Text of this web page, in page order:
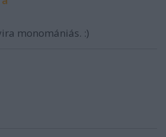
monomániás. :)